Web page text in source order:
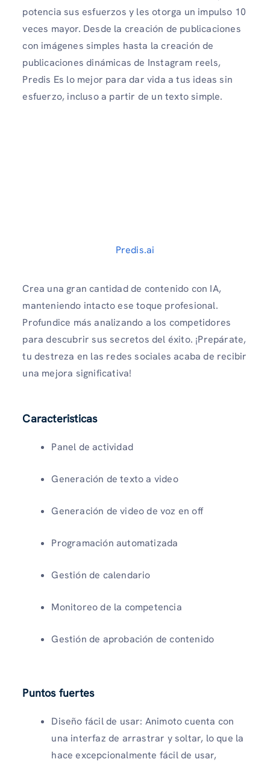
potencia sus esfuerzos y les otorga un impulso 10
veces mayor. Desde la creación de publicaciones
con imágenes simples hasta la creación de
publicaciones dinámicas de Instagram reels,
Predis Es lo mejor para dar vida a tus ideas sin
esfuerzo, incluso a partir de un texto simple.
Predis.ai
Crea una gran cantidad de contenido con IA,
manteniendo intacto ese toque profesional.
Profundice más analizando a los competidores
para descubrir sus secretos del éxito. ¡Prepárate,
tu destreza en las redes sociales acaba de recibir
una mejora significativa!
Caracteristicas
Panel de actividad
Generación de texto a video
Generación de video de voz en off
Programación automatizada
Gestión de calendario
Monitoreo de la competencia
Gestión de aprobación de contenido
Puntos fuertes
Diseño fácil de usar: Animoto cuenta con
una interfaz de arrastrar y soltar, lo que la
hace excepcionalmente fácil de usar,